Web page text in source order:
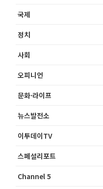
국제
정치
사회
오피니언
문화·라이프
뉴스발전소
이투데이TV
스페셜리포트
Channel 5